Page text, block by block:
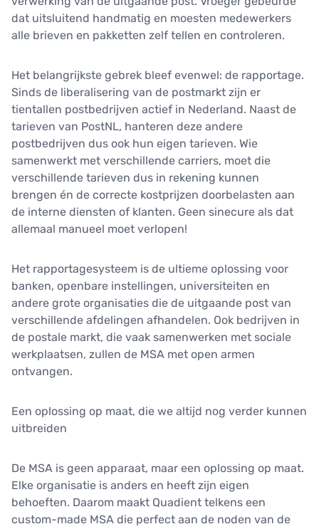
dat uitsluitend handmatig en moesten medewerkers
alle brieven en pakketten zelf tellen en controleren.
Het belangrijkste gebrek bleef evenwel: de rapportage.
Sinds de liberalisering van de postmarkt zijn er
tientallen postbedrijven actief in Nederland. Naast de
tarieven van PostNL, hanteren deze andere
postbedrijven dus ook hun eigen tarieven. Wie
samenwerkt met verschillende carriers, moet die
verschillende tarieven dus in rekening kunnen
brengen én de correcte kostprijzen doorbelasten aan
de interne diensten of klanten. Geen sinecure als dat
allemaal manueel moet verlopen!
Het rapportagesysteem is de ultieme oplossing voor
banken, openbare instellingen, universiteiten en
andere grote organisaties die de uitgaande post van
verschillende afdelingen afhandelen. Ook bedrijven in
de postale markt, die vaak samenwerken met sociale
werkplaatsen, zullen de MSA met open armen
ontvangen.
Een oplossing op maat, die we altijd nog verder kunnen
uitbreiden
De MSA is geen apparaat, maar een oplossing op maat.
Elke organisatie is anders en heeft zijn eigen
behoeften. Daarom maakt Quadient telkens een
custom-made MSA die perfect aan de noden van de